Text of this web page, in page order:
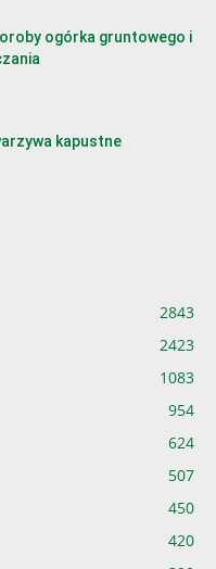
ogórka gruntowego i
kapustne
2843
2423
1083
954
624
507
450
420